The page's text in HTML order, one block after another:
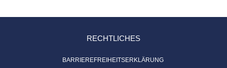
RECHTLICHES
BARRIEREFREIHEITSERKLÄRUNG